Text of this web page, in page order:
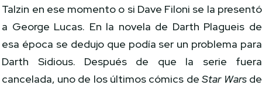
Talzin en ese momento o si Dave Filoni se la presentó
a George Lucas. En la novela de Darth Plagueis de
esa época se dedujo que podía ser un problema para
Darth Sidious. Después de que la serie fuera
cancelada, uno de los últimos cómics deStar Warsde